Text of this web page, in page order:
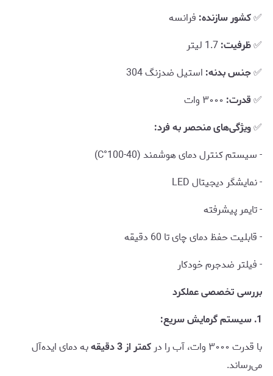
✅کشور سازنده: فرانسه
✅ظرفیت:
✅جنس بدنه: استیل ضدزنگ 304
✅قدرت:
✅ویژگی‌های منحصر به فرد:
- سیستم کنترل دمای هوشمند (40-100°C)
- نمایشگر دیجیتال LED
- تایمر پیشرفته
- قابلیت حفظ دمای چای تا 60 دقیقه
- فیلتر ضدجرم خودکار
بررسی تخصصی عملکرد
1. سیستم گرمایش سریع:
با قدرت ۳۰۰۰ وات، آب را در
کمتر از 3 دقیقه
به دمای ایده‌آل
می‌رساند.